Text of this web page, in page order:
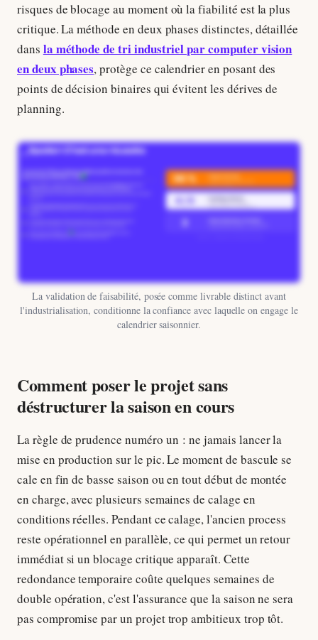
risques de blocage au moment où la fiabilité est la plus
critique. La méthode en deux phases distinctes, détaillée
dans la méthode de tri industriel par computer vision
en deux phases, protège ce calendrier en posant des
points de décision binaires qui évitent les dérives de
planning.
La validation de faisabilité, posée comme livrable distinct avant
l'industrialisation, conditionne la confiance avec laquelle on engage le
calendrier saisonnier.
Comment poser le projet sans
déstructurer la saison en cours
La règle de prudence numéro un : ne jamais lancer la
mise en production sur le pic. Le moment de bascule se
cale en fin de basse saison ou en tout début de montée
en charge, avec plusieurs semaines de calage en
conditions réelles. Pendant ce calage, l'ancien process
reste opérationnel en parallèle, ce qui permet un retour
immédiat si un blocage critique apparaît. Cette
redondance temporaire coûte quelques semaines de
double opération, c'est l'assurance que la saison ne sera
pas compromise par un projet trop ambitieux trop tôt.